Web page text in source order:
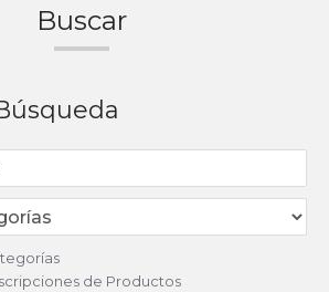
Buscar
de Productos